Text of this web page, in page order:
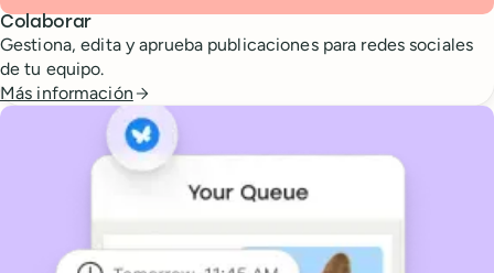
Colaborar
Gestiona, edita y aprueba publicaciones para redes sociales
de tu equipo.
Más información